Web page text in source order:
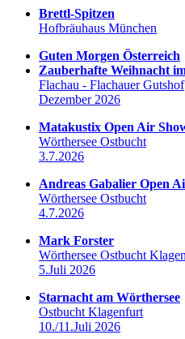
Brettl-Spitzen
Hofbräuhaus München
Guten Morgen Österreich
Zauberhafte Weihnacht
Flachau - Flachauer Gutshof
Dezember 2026
Matakustix Open Air
Wörthersee Ostbucht
3.7.2026
Andreas Gabalier Open
Wörthersee Ostbucht
4.7.2026
Mark Forster
Wörthersee Ostbucht
5.Juli 2026
Starnacht am Wörthersee
Ostbucht Klagenfurt
10./11.Juli 2026